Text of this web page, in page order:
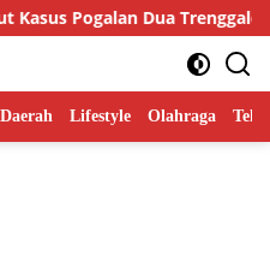
Pogalan Dua Trenggalek
Daerah Lifestyle Olahraga